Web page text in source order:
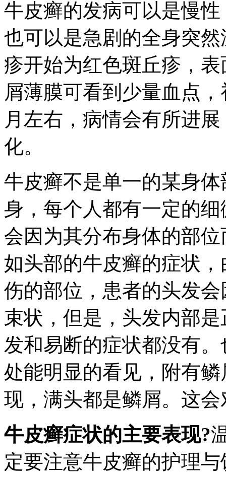
牛皮癣的发病可以是慢
也可以是急剧的全身突
疹开始为红色斑丘疹，
屑薄膜可看到少量血点
月左右，病情会有所进
化。
牛皮癣不是单一的某身
身，每个人都有一定的
会因为其分布身体的部
如头部的牛皮癣的症状
伤的部位，患者的头发
束状，但是，头发内部
发和易断的症状都没有
处能明显的看见，附有
现，满头都是鳞屑。这
牛皮癣症状的主要表现?
定要注意牛皮癣的护理